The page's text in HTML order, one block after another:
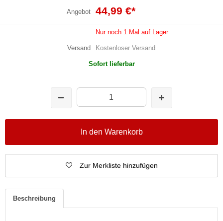
Angebot 44,99 €*
Nur noch 1 Mal auf Lager
Versand Kostenloser Versand
Sofort lieferbar
In den Warenkorb
Zur Merkliste hinzufügen
Beschreibung